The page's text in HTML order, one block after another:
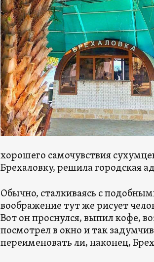
хорошего самочувствия
Брехаловку, решила городская
Обычно, сталкиваясь с
воображение тут же рисует
Вот он проснулся, выпил кофе,
посмотрел в окно и так
переименовать ли, наконец,